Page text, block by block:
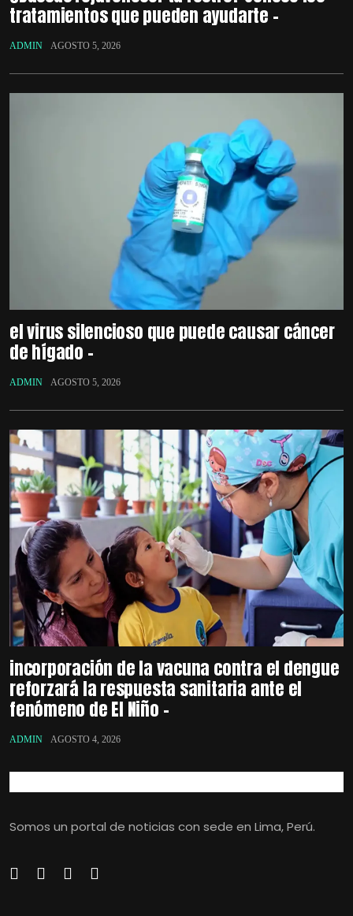
tratamientos que pueden ayudarte –
ADMIN AGOSTO 5, 2026
el virus silencioso que puede causar cáncer
de hígado –
ADMIN AGOSTO 5, 2026
incorporación de la vacuna contra el dengue
reforzará la respuesta sanitaria ante el
fenómeno de El Niño –
ADMIN AGOSTO 4, 2026
Somos un portal de noticias con sede en Lima, Perú.